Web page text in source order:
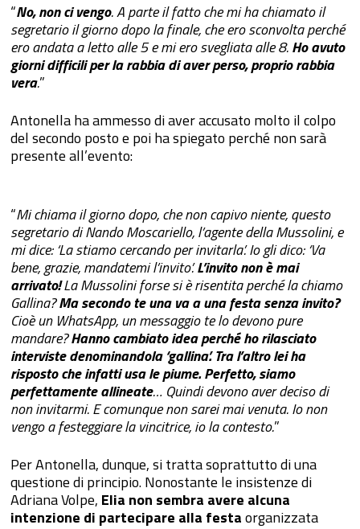
“No, non ci vengo. A parte il fatto che mi ha chiamato il
segretario il giorno dopo la finale, che ero sconvolta perché
ero andata a letto alle 5 e mi ero svegliata alle 8.Ho avuto
giorni difficili per la rabbia di aver perso, proprio rabbia
vera.”
Antonella ha ammesso di aver accusato molto il colpo
del secondo posto e poi ha spiegato perché non sarà
presente all’evento:
“Mi chiama il giorno dopo, che non capivo niente, questo
segretario di Nando Moscariello, l’agente della Mussolini, e
mi dice: ‘La stiamo cercando per invitarla’. Io gli dico: ‘Va
bene, grazie, mandatemi l’invito’.L’invito non è mai
arrivato!La Mussolini forse si è risentita perché la chiamo
Gallina?Ma secondo te una va a una festa senza invito?
Cioè un WhatsApp, un messaggio te lo devono pure
mandare?Hanno cambiato idea perché ho rilasciato
interviste denominandola ‘gallina’. Tra l’altro lei ha
risposto che infatti usa le piume. Perfetto, siamo
perfettamente allineate… Quindi devono aver deciso di
non invitarmi. E comunque non sarei mai venuta. Io non
vengo a festeggiare la vincitrice, io la contesto.”
Per Antonella, dunque, si tratta soprattutto di una
questione di principio. Nonostante le insistenze di
Adriana Volpe, Elia non sembra avere alcuna
intenzione di partecipare alla festaorganizzata